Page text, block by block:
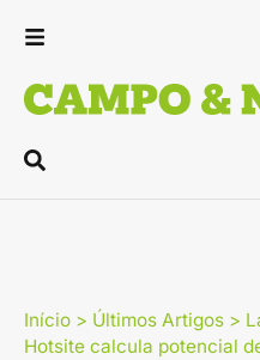
Início > Últimos Artigos >
Hotsite calcula potencial